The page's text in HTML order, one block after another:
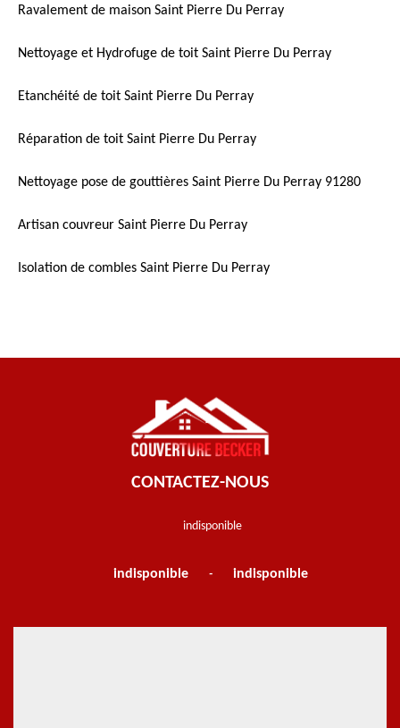
Ravalement de maison Saint Pierre Du Perray
Nettoyage et Hydrofuge de toit Saint Pierre Du Perray
Etanchéité de toit Saint Pierre Du Perray
Réparation de toit Saint Pierre Du Perray
Nettoyage pose de gouttières Saint Pierre Du Perray 91280
Artisan couvreur Saint Pierre Du Perray
Isolation de combles Saint Pierre Du Perray
CONTACTEZ-NOUS
indisponible
indisponible - indisponible